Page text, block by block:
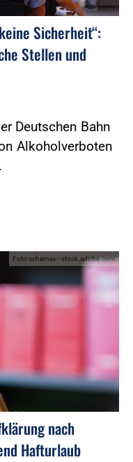
Sicherheit“:
Stellen und
Deutschen Bahn
Alkoholverboten
Foto:schemev - stock.adobe.com
nach
Hafturlaub